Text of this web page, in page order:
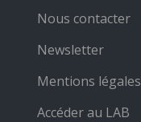
Nous contacter
Newsletter
Mentions légales
Accéder au LAB